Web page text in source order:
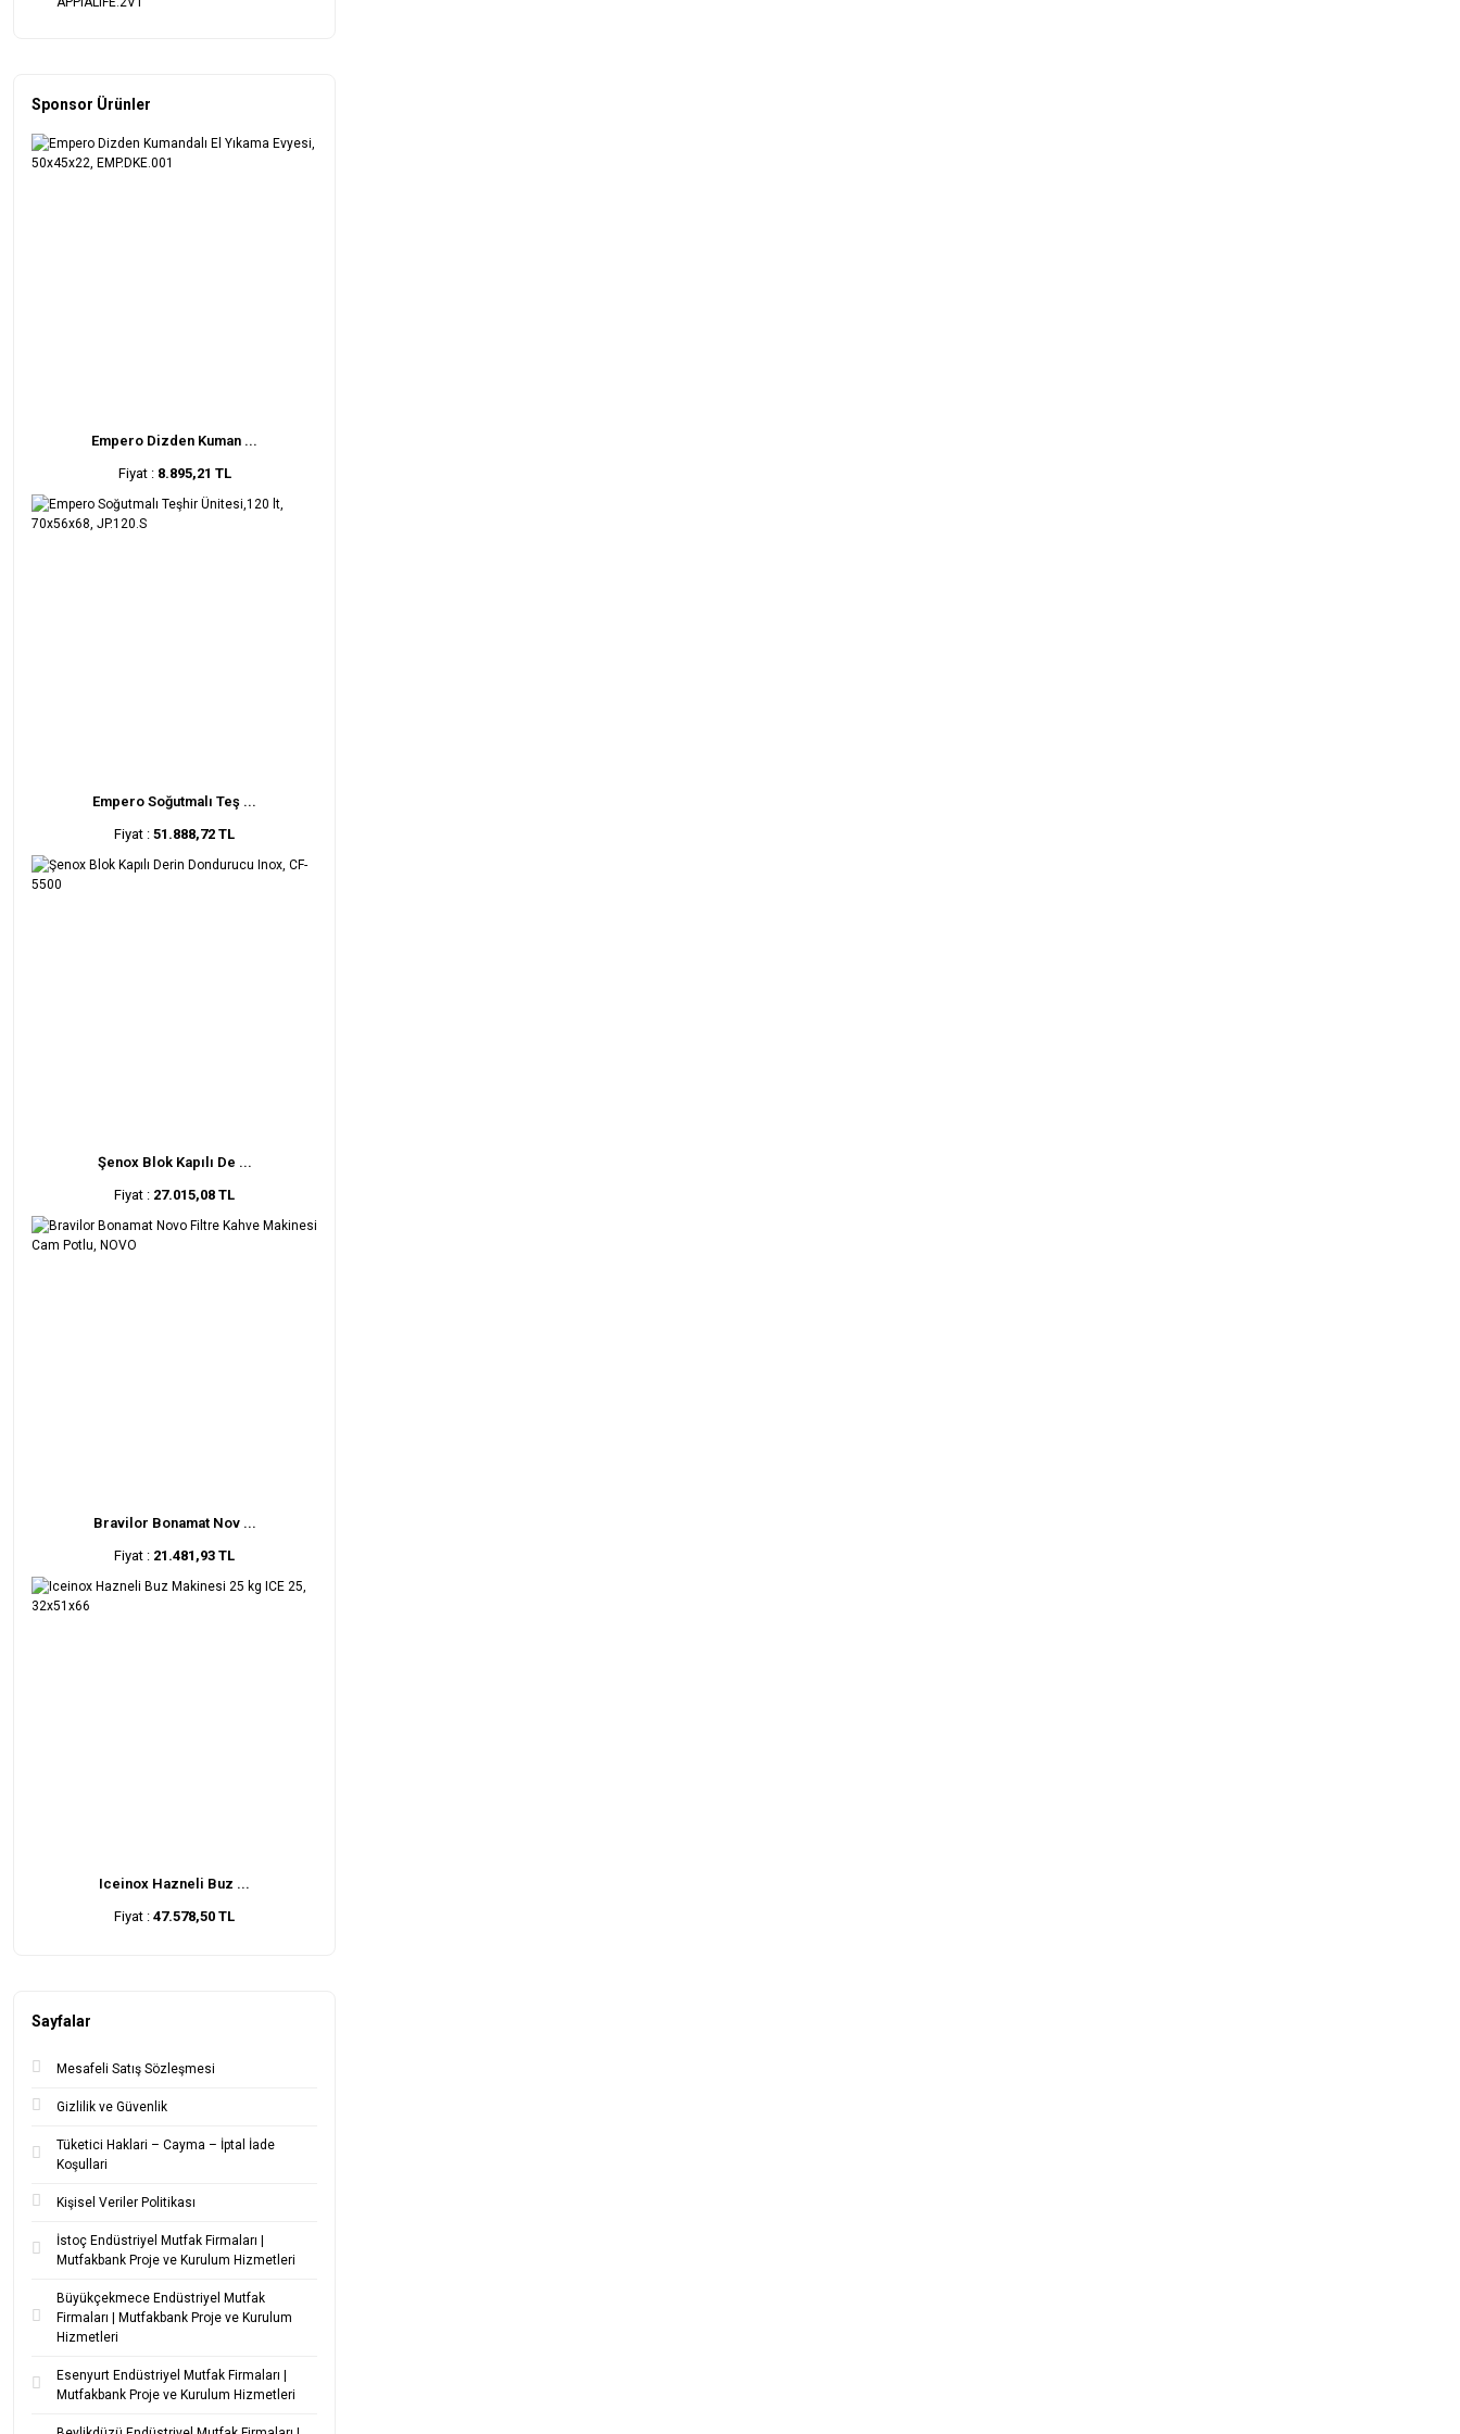
Sponsor Ürünler
Empero Dizden Kuman ...
Fiyat : 8.895,21 TL
Empero Soğutmalı Teş ...
Fiyat : 51.888,72 TL
Şenox Blok Kapılı De ...
Fiyat : 27.015,08 TL
Bravilor Bonamat Nov ...
Fiyat : 21.481,93 TL
Iceinox Hazneli Buz ...
Fiyat : 47.578,50 TL
Sayfalar
Mesafeli Satış Sözleşmesi
Gizlilik ve Güvenlik
Tüketici Haklari – Cayma – İptal İade
Koşullari
Kişisel Veriler Politikası
İstoç Endüstriyel Mutfak Firmaları |
Mutfakbank Proje ve Kurulum Hizmetleri
Büyükçekmece Endüstriyel Mutfak
Firmaları | Mutfakbank Proje ve Kurulum
Hizmetleri
Esenyurt Endüstriyel Mutfak Firmaları |
Mutfakbank Proje ve Kurulum Hizmetleri